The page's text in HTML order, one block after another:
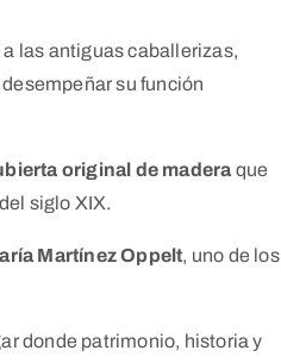
a las antiguas caballerizas,
su función
original de madera que
siglo XIX.
Martínez Oppelt, uno de los
donde patrimonio, historia y